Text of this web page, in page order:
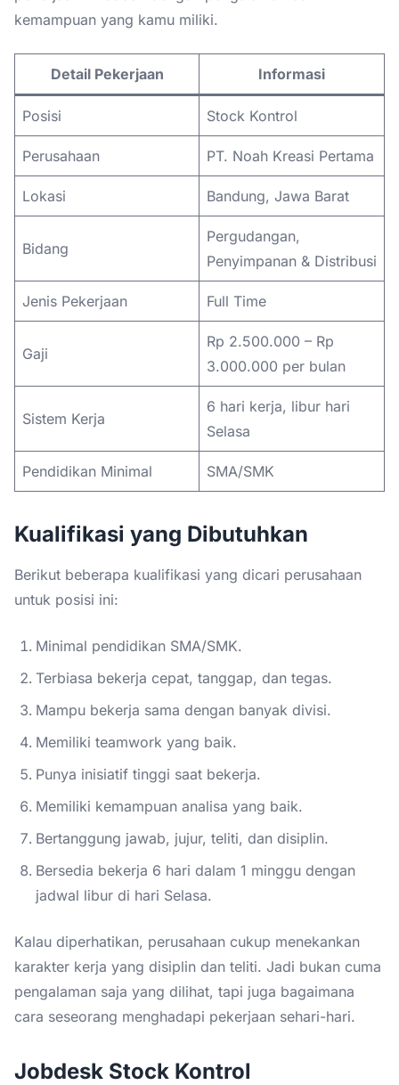
kemampuan yang kamu miliki.
Detail Pekerjaan Informasi
Posisi Stock Kontrol
Perusahaan PT. Noah Kreasi Pertama
Lokasi Bandung, Jawa Barat
Bidang
Pergudangan,
Penyimpanan & Distribusi
Jenis Pekerjaan Full Time
Gaji
Rp 2.500.000 – Rp
3.000.000 per bulan
Sistem Kerja
6 hari kerja, libur hari
Selasa
Pendidikan Minimal SMA/SMK
Kualifikasi yang Dibutuhkan
Berikut beberapa kualifikasi yang dicari perusahaan
untuk posisi ini:
Minimal pendidikan SMA/SMK.
Terbiasa bekerja cepat, tanggap, dan tegas.
Mampu bekerja sama dengan banyak divisi.
Memiliki teamwork yang baik.
Punya inisiatif tinggi saat bekerja.
Memiliki kemampuan analisa yang baik.
Bertanggung jawab, jujur, teliti, dan disiplin.
Bersedia bekerja 6 hari dalam 1 minggu dengan
jadwal libur di hari Selasa.
Kalau diperhatikan, perusahaan cukup menekankan
karakter kerja yang disiplin dan teliti. Jadi bukan cuma
pengalaman saja yang dilihat, tapi juga bagaimana
cara seseorang menghadapi pekerjaan sehari-hari.
Jobdesk Stock Kontrol